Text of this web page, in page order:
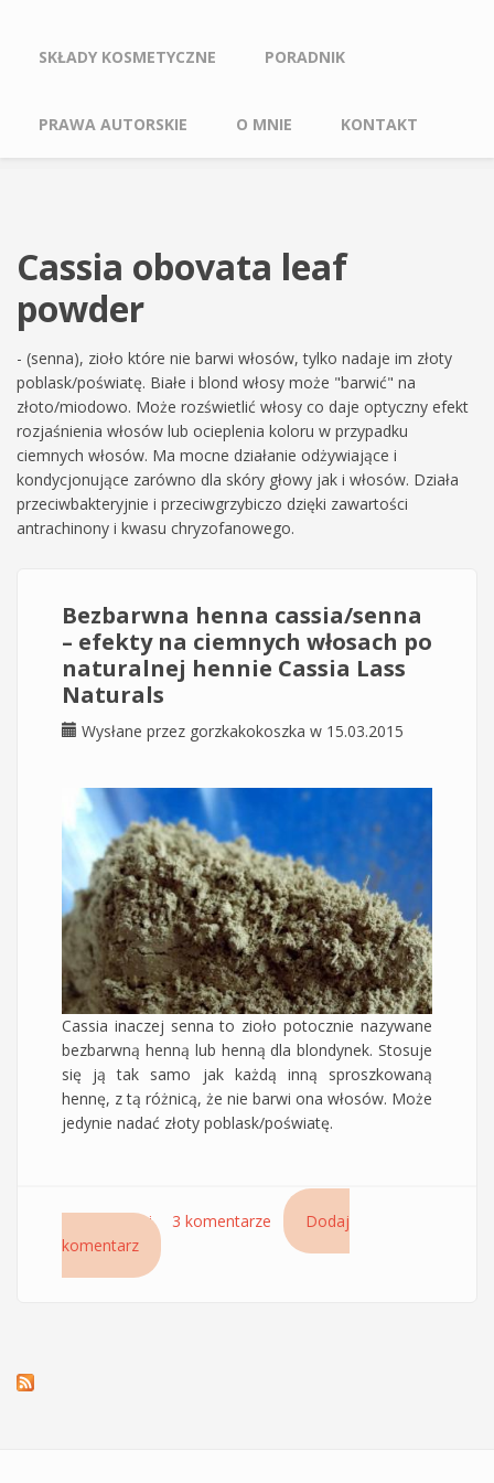
SKŁADY KOSMETYCZNE PORADNIK
PRAWA AUTORSKIE O MNIE KONTAKT
Cassia obovata leaf
powder
- (senna), zioło które nie barwi włosów, tylko nadaje im złoty
poblask/poświatę. Białe i blond włosy może "barwić" na
złoto/miodowo. Może rozświetlić włosy co daje optyczny efekt
rozjaśnienia włosów lub ocieplenia koloru w przypadku
ciemnych włosów. Ma mocne działanie odżywiające i
kondycjonujące zarówno dla skóry głowy jak i włosów. Działa
przeciwbakteryjnie i przeciwgrzybiczo dzięki zawartości
antrachinony i kwasu chryzofanowego.
Bezbarwna henna cassia/senna
– efekty na ciemnych włosach po
naturalnej hennie Cassia Lass
Naturals
Wysłane przez gorzkakokoszka w 15.03.2015
Cassia inaczej senna to zioło potocznie nazywane
bezbarwną henną lub henną dla blondynek. Stosuje
się ją tak samo jak każdą inną sproszkowaną
hennę, z tą różnicą, że nie barwi ona włosów. Może
jedynie nadać złoty poblask/poświatę.
Czytaj dalejwpis Bezbarwna henna cassia/senna – efekty
na ciemnych włosach po naturalnej hennie
Cassia Lass Naturals
3 komentarze
Dodaj
komentarz